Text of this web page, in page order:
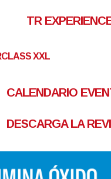
TR
XXL
CALENDARIO
DESCARGA LA